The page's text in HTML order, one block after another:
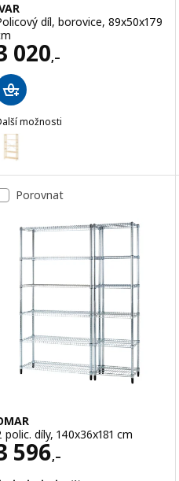
díl, borovice, 89x50x179
020,–
3020,–
možnosti
IVAR, Policový díl,
Porovnat
polic. díly, 140x36x181 cm
596,–
3596,–